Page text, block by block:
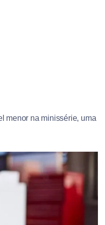
menor na minissérie, uma